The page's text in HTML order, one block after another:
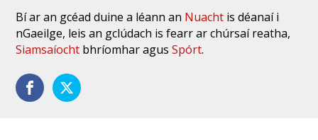
Bí ar an gcéad duine a léann an Nuacht is déanaí i
nGaeilge, leis an gclúdach is fearr ar chúrsaí reatha,
Siamsaíocht bhríomhar agusSpórt.